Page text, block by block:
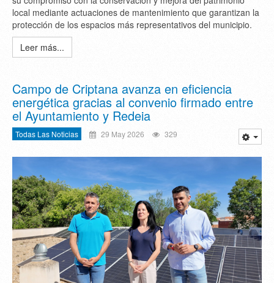
local mediante actuaciones de mantenimiento que garantizan la
protección de los espacios más representativos del municipio.
Leer más...
Campo de Criptana avanza en eficiencia
energética gracias al convenio firmado entre
el Ayuntamiento y Redeia
Todas Las Noticias 29 May 2026 329